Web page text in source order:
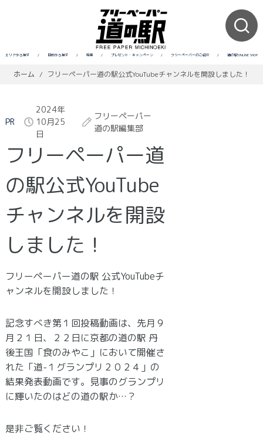
エリアから探す / 目的から探す / 特集 / プレゼント・キャンペーン / フリーペーパーのご紹介 / 道の駅ONLINE SHOP
ホーム / フリーペーパー道の駅公式YouTubeチャンネルを開設しました！
PR
2024年
10月25
日
フリーペーパー
道の駅編集部
フリーペーパー道
の駅公式YouTube
チャンネルを開設
しました！
フリーペーパー道の駅 公式YouTubeチ
ャンネルを開設しました！
記念すべき第１回投稿動画は、先月９
月２１日、２２日に京都の道の駅 丹
後王国「食のみやこ」において開催さ
れた「道-１グランプリ２０２４」の
結果発表動画です。見事のグランプリ
に輝いたのはどの道の駅か…？
是非ご覧ください！